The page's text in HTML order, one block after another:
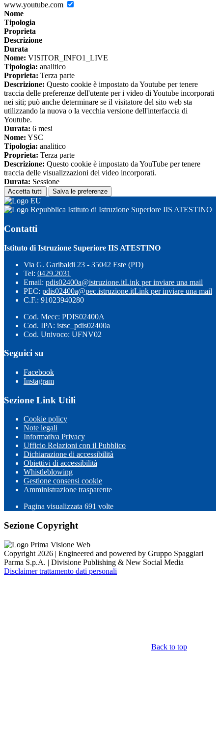
www.youtube.com
Nome
Tipologia
Proprieta
Descrizione
Durata
Nome: VISITOR_INFO1_LIVE
Tipologia: analitico
Proprieta: Terza parte
Descrizione: Questo cookie è impostato da Youtube per tenere
traccia delle preferenze dell'utente per i video di Youtube incorporati
nei siti; può anche determinare se il visitatore del sito web sta
utilizzando la nuova o la vecchia versione dell'interfaccia di
Youtube.
Durata: 6 mesi
Nome: YSC
Tipologia: analitico
Proprieta: Terza parte
Descrizione: Questo cookie è impostato da YouTube per tenere
traccia delle visualizzazioni dei video incorporati.
Durata: Sessione
Accetta tutti Salva le preferenze
Istituto di Istruzione Superiore IIS ATESTINO
Contatti
Istituto di Istruzione Superiore IIS ATESTINO
Via G. Garibaldi 23 - 35042 Este (PD)
Tel: 0429.2031
Email: pdis02400a@istruzione.itLink per inviare una mail
PEC: pdis02400a@pec.istruzione.itLink per inviare una mail
C.F.: 91023940280
Cod. Mecc: PDIS02400A
Cod. IPA: istsc_pdis02400a
Cod. Univoco: UFNV02
Seguici su
Facebook
Instagram
Sezione Link Utili
Cookie policy
Note legali
Informativa Privacy
Ufficio Relazioni con il Pubblico
Dichiarazione di accessibilità
Obiettivi di accessibilità
Whistleblowing
Gestione consensi cookie
Amministrazione trasparente
Pagina visualizzata 691 volte
Sezione Copyright
Copyright 2026 | Engineered and powered by Gruppo Spaggiari
Parma S.p.A. | Divisione Publishing & New Social Media
Disclaimer trattamento dati personali
Back to top